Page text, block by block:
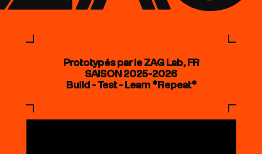
Prototypés par le ZAG Lab, FR
SAISON 2025-2026
Build - Test - Learn *Repeat*